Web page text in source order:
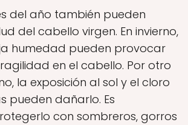
del año también pueden
del cabello virgen. En invierno,
humedad pueden provocar
en el cabello. Por otro
la exposición al sol y el cloro
pueden dañarlo. Es
con sombreros, gorros